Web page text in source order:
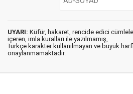
UYARI: Küfür, hakaret, rencide edici
içeren, imla kuralları ile yazılmamış,
Türkçe karakter kullanılmayan ve büyük
onaylanmamaktadır.